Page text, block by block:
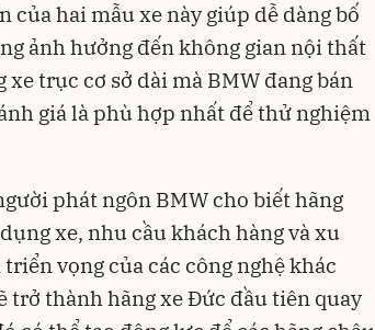
hai mẫu xe này giúp dễ dàng bố
ảnh hưởng đến không gian nội thất
xe trục cơ sở dài mà BMW đang bán
giá là phù hợp nhất để thử nghiệm
phát ngôn BMW cho biết hãng
xe, nhu cầu khách hàng và xu
vọng của các công nghệ khác
trở thành hãng xe Đức đầu tiên quay